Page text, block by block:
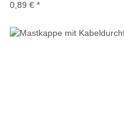
0,89 € *